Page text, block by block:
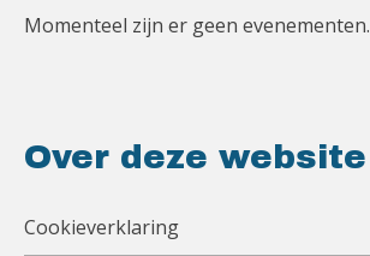
Momenteel zijn er geen evenementen.
Over deze website
Cookieverklaring